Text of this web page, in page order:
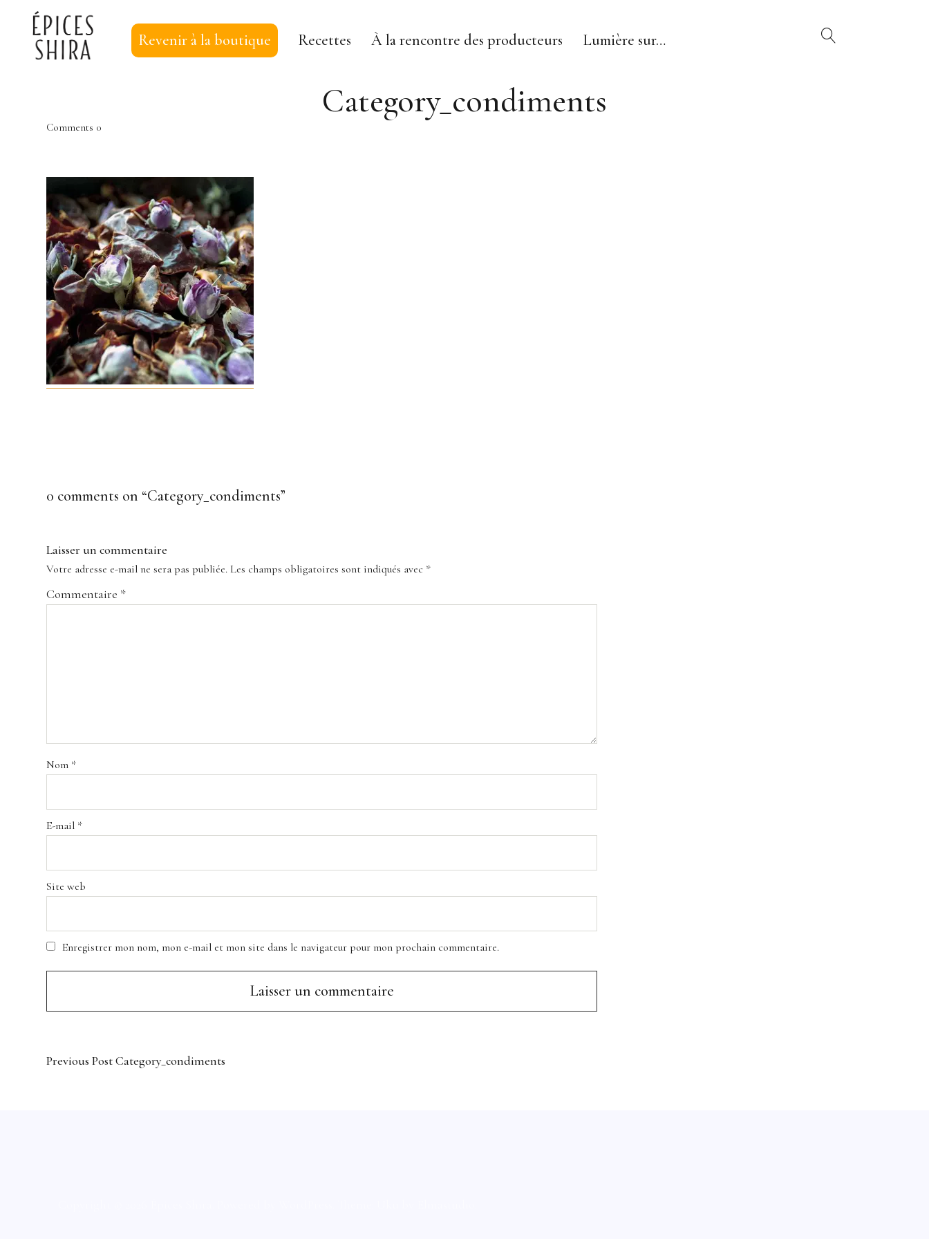
Revenir à la boutique Recettes À la rencontre des producteurs Lumière sur…
Category_condiments
Comments 0
0 comments on “Category_condiments”
Laisser un commentaire
Votre adresse e-mail ne sera pas publiée. Les champs obligatoires sont indiqués avec *
Commentaire *
Nom *
E-mail *
Site web
Enregistrer mon nom, mon e-mail et mon site dans le navigateur pour mon prochain commentaire.
Previous PostCategory_condiments